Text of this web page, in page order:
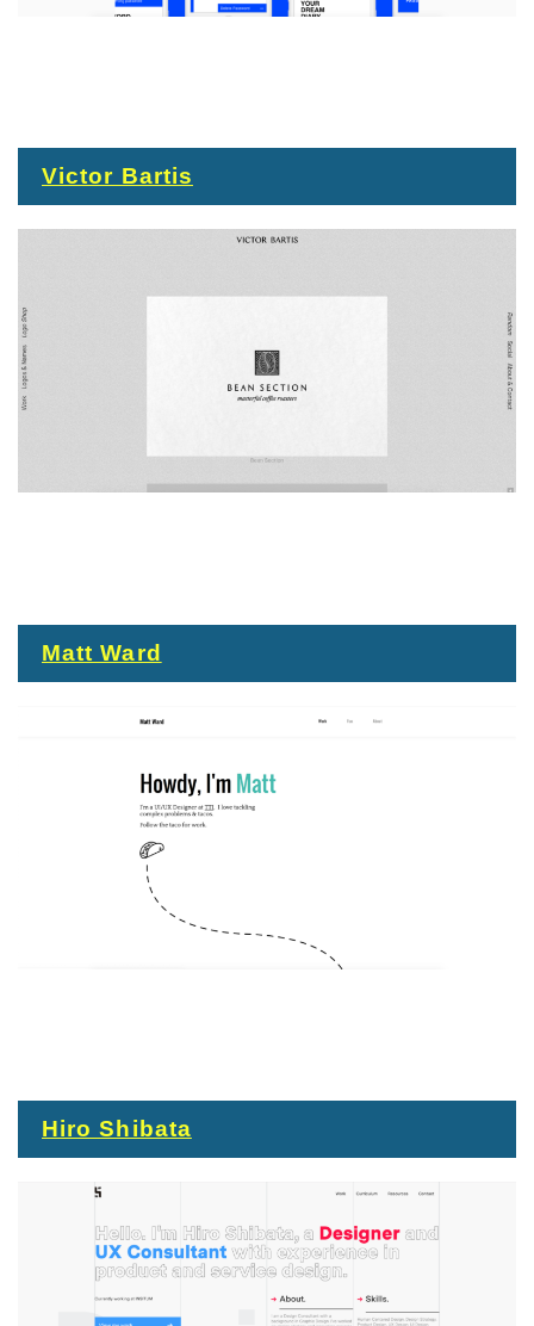
Victor Bartis
Matt Ward
Hiro Shibata